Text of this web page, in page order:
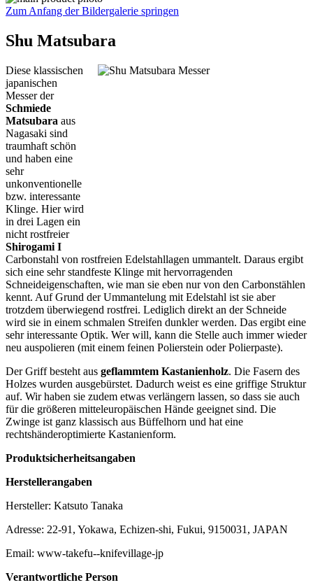
Zum Anfang der Bildergalerie springen
Shu Matsubara
Diese klassischen
japanischen
Messer der
Schmiede
Matsubara aus
Nagasaki sind
traumhaft schön
und haben eine
sehr
unkonventionelle
bzw. interessante
Klinge. Hier wird
in drei Lagen ein
nicht rostfreier
Shirogami I
Carbonstahl von rostfreien Edelstahllagen ummantelt. Daraus ergibt
sich eine sehr standfeste Klinge mit hervorragenden
Schneideigenschaften, wie man sie eben nur von den Carbonstählen
kennt. Auf Grund der Ummantelung mit Edelstahl ist sie aber
trotzdem überwiegend rostfrei. Lediglich direkt an der Schneide
wird sie in einem schmalen Streifen dunkler werden. Das ergibt eine
sehr interessante Optik. Wer will, kann die Stelle auch immer wieder
neu auspolieren (mit einem feinen Polierstein oder Polierpaste).
Der Griff besteht aus geflammtem Kastanienholz. Die Fasern des
Holzes wurden ausgebürstet. Dadurch weist es eine griffige Struktur
auf. Wir haben sie zudem etwas verlängern lassen, so dass sie auch
für die größeren mitteleuropäischen Hände geeignet sind. Die
Zwinge ist ganz klassisch aus Büffelhorn und hat eine
rechtshänderoptimierte Kastanienform.
Produktsicherheitsangaben
Herstellerangaben
Hersteller: Katsuto Tanaka
Adresse: 22-91, Yokawa, Echizen-shi, Fukui, 9150031, JAPAN
Email: www-takefu--knifevillage-jp
Verantwortliche Person